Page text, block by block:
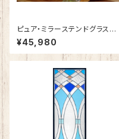
ピュア・ミラーステンドグラス
幸せの「青い鳥」SH-PR01
¥45,980